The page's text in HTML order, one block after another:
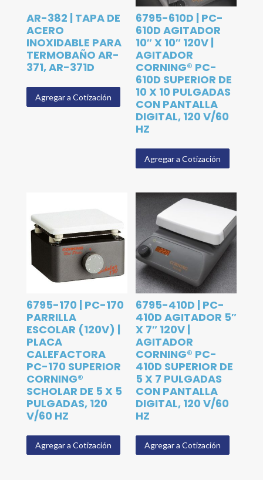
AR-382 | TAPA DE
ACERO
INOXIDABLE PARA
TERMOBAÑO AR-
371, AR-371D
Agregar a Cotización
6795-610D | PC-
610D AGITADOR
10″ X 10″ 120V |
AGITADOR
CORNING® PC-
610D SUPERIOR DE
10 X 10 PULGADAS
CON PANTALLA
DIGITAL, 120 V/60
HZ
Agregar a Cotización
6795-170 | PC-170
PARRILLA
ESCOLAR (120V) |
PLACA
CALEFACTORA
PC-170 SUPERIOR
CORNING®
SCHOLAR DE 5 X 5
PULGADAS, 120
V/60 HZ
Agregar a Cotización
6795-410D | PC-
410D AGITADOR 5″
X 7″ 120V |
AGITADOR
CORNING® PC-
410D SUPERIOR DE
5 X 7 PULGADAS
CON PANTALLA
DIGITAL, 120 V/60
HZ
Agregar a Cotización